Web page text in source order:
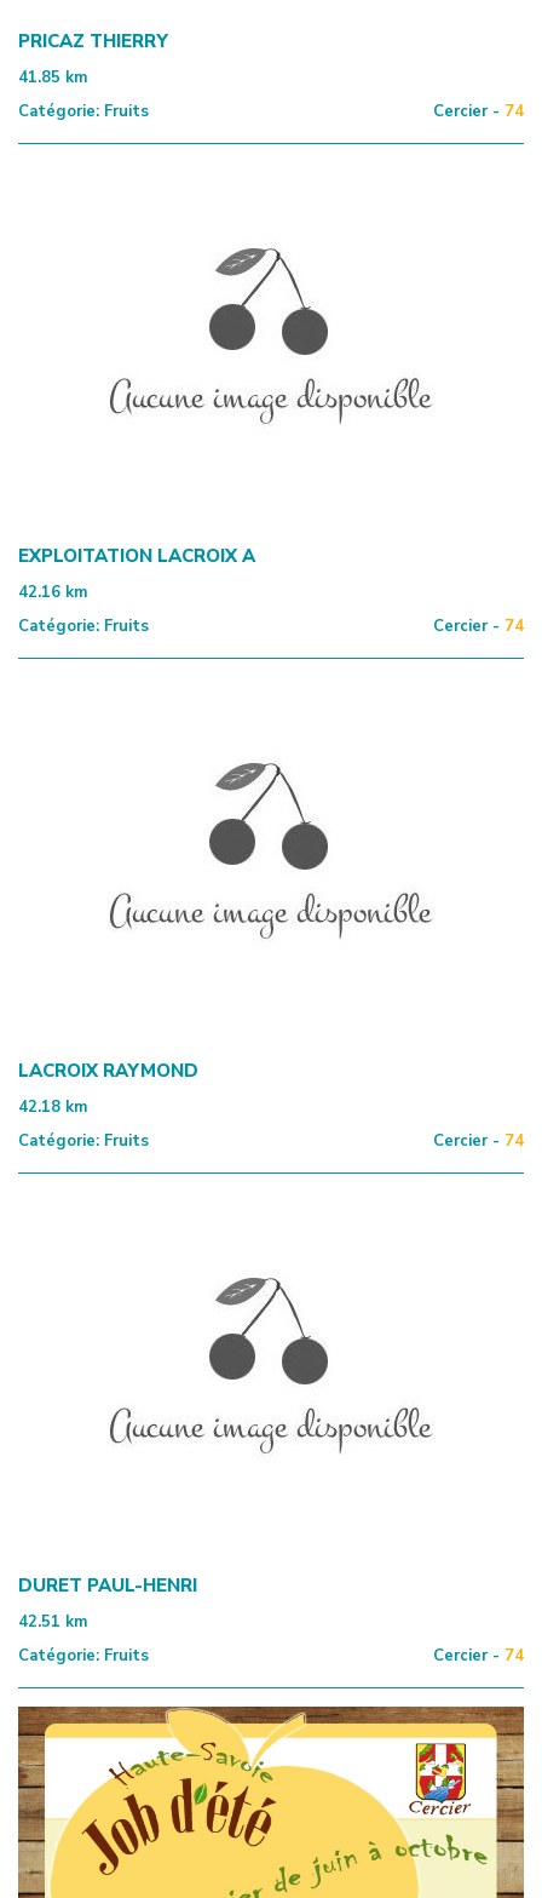
PRICAZ THIERRY
41.85 km
Catégorie: Fruits Cercier - 74
EXPLOITATION LACROIX A
42.16 km
Catégorie: Fruits Cercier - 74
LACROIX RAYMOND
42.18 km
Catégorie: Fruits Cercier - 74
DURET PAUL-HENRI
42.51 km
Catégorie: Fruits Cercier - 74